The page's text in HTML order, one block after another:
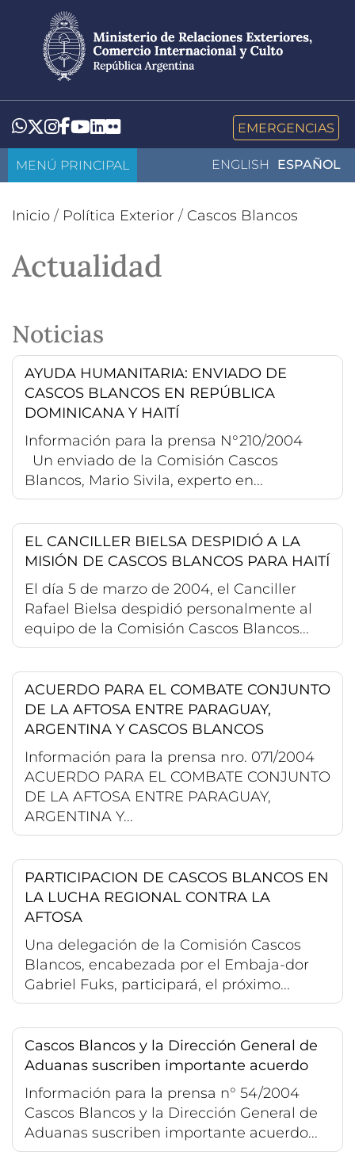
contenido
principal
Whatsapp
Twitter
Instagram
Facebook
YouTube
LinkedIn
Flickr EMERGENCIAS
ENGLISH ESPAÑOL
MENÚ PRINCIPAL
Inicio / Política Exterior / Cascos Blancos
Actualidad
Noticias
AYUDA HUMANITARIA: ENVIADO DE
CASCOS BLANCOS EN REPÚBLICA
DOMINICANA Y HAITÍ
Información para la prensa N°210/2004
Un enviado de la Comisión Cascos
Blancos, Mario Sivila, experto en...
EL CANCILLER BIELSA DESPIDIÓ A LA
MISIÓN DE CASCOS BLANCOS PARA HAITÍ
El día 5 de marzo de 2004, el Canciller
Rafael Bielsa despidió personalmente al
equipo de la Comisión Cascos Blancos...
ACUERDO PARA EL COMBATE CONJUNTO
DE LA AFTOSA ENTRE PARAGUAY,
ARGENTINA Y CASCOS BLANCOS
Información para la prensa nro. 071/2004
ACUERDO PARA EL COMBATE CONJUNTO
DE LA AFTOSA ENTRE PARAGUAY,
ARGENTINA Y...
PARTICIPACION DE CASCOS BLANCOS EN
LA LUCHA REGIONAL CONTRA LA
AFTOSA
Una delegación de la Comisión Cascos
Blancos, encabezada por el Embaja-dor
Gabriel Fuks, participará, el próximo...
Cascos Blancos y la Dirección General de
Aduanas suscriben importante acuerdo
Información para la prensa n° 54/2004
Cascos Blancos y la Dirección General de
Aduanas suscriben importante acuerdo...